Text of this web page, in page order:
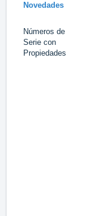
Novedades
Números de
Serie con
Propiedades